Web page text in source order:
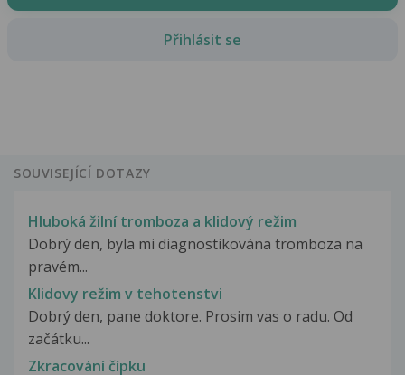
Přihlásit se
SOUVISEJÍCÍ DOTAZY
Hluboká žilní tromboza a klidový režim
Dobrý den, byla mi diagnostikována tromboza na
pravém...
Klidovy režim v tehotenstvi
Dobrý den, pane doktore. Prosim vas o radu. Od
začátku...
Zkracování čípku